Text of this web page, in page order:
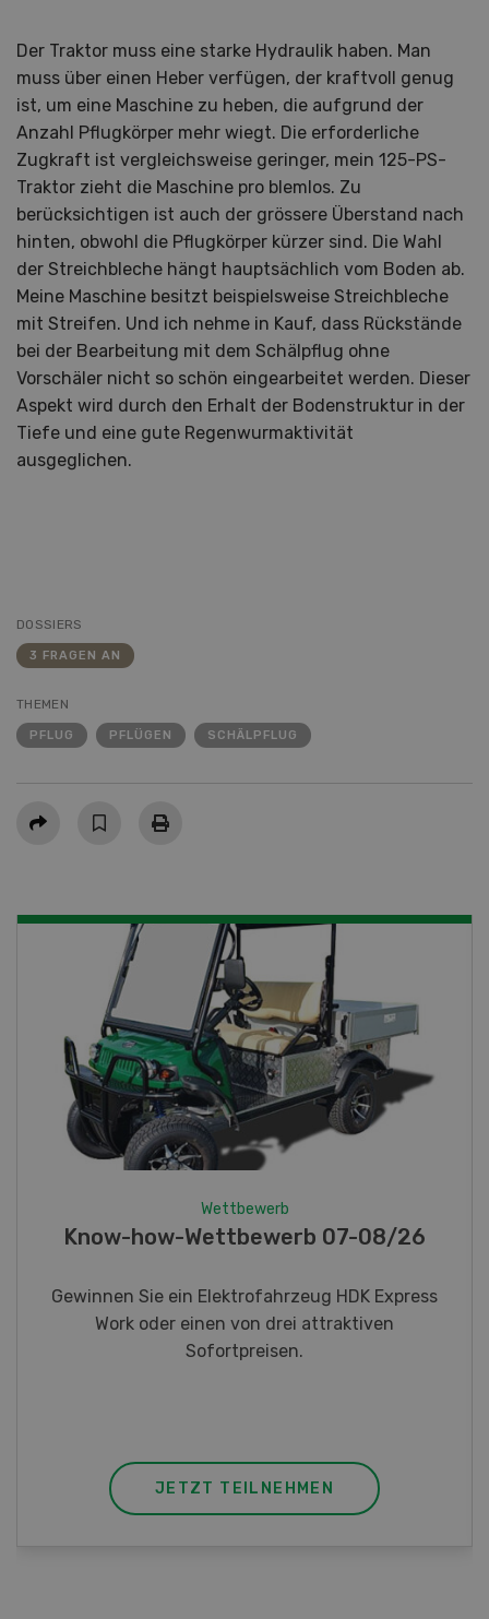
Der Traktor muss eine starke Hydraulik haben. Man
muss über einen Heber verfügen, der kraftvoll genug
ist, um eine Maschine zu heben, die aufgrund der
Anzahl Pflugkörper mehr wiegt. Die erforderliche
Zugkraft ist vergleichsweise geringer, mein 125-PS-
Traktor zieht die Maschine pro blemlos. Zu
berücksichtigen ist auch der grössere Überstand nach
hinten, obwohl die Pflugkörper kürzer sind. Die Wahl
der Streichbleche hängt hauptsächlich vom Boden ab.
Meine Maschine besitzt beispielsweise Streichbleche
mit Streifen. Und ich nehme in Kauf, dass Rückstände
bei der Bearbeitung mit dem Schälpflug ohne
Vorschäler nicht so schön eingearbeitet werden. Dieser
Aspekt wird durch den Erhalt der Bodenstruktur in der
Tiefe und eine gute Regenwurmaktivität
ausgeglichen.
DOSSIERS
3 FRAGEN AN
THEMEN
PFLUG PFLÜGEN SCHÄLPFLUG
Teilen
Fotorätsel 07-08/26
Gewinnen Sie eines von fünf LANDI
Taschenmessern
JETZT TEILNEHMEN